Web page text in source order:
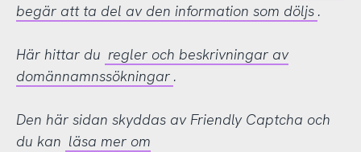
begär att ta del av den information som döljs .
Här hittar du regler och beskrivningar av
domännamnssökningar .
Den här sidan skyddas av Friendly Captcha och
du kan läsa mer om